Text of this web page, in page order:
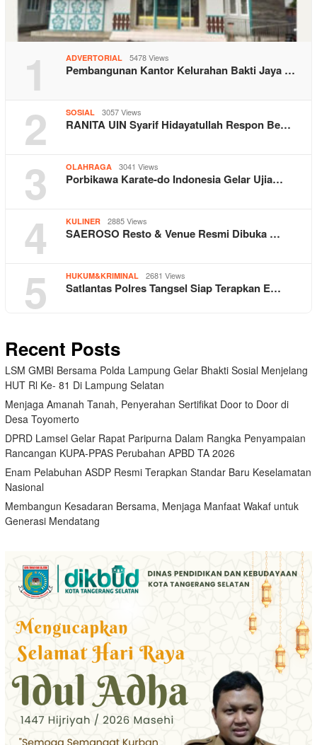
1 ADVERTORIAL 5478 Views
Pembangunan Kantor Kelurahan Bakti Jaya …
2 SOSIAL 3057 Views
RANITA UIN Syarif Hidayatullah Respon Be…
3 OLAHRAGA 3041 Views
Porbikawa Karate-do Indonesia Gelar Ujia…
4 KULINER 2885 Views
SAEROSO Resto & Venue Resmi Dibuka …
5 HUKUM&KRIMINAL 2681 Views
Satlantas Polres Tangsel Siap Terapkan E…
Recent Posts
LSM GMBI Bersama Polda Lampung Gelar Bhakti Sosial Menjelang
HUT Rl Ke- 81 Di Lampung Selatan
Menjaga Amanah Tanah, Penyerahan Sertifikat Door to Door di
Desa Toyomerto
DPRD Lamsel Gelar Rapat Paripurna Dalam Rangka Penyampaian
Rancangan KUPA-PPAS Perubahan APBD TA 2026
Enam Pelabuhan ASDP Resmi Terapkan Standar Baru Keselamatan
Nasional
Membangun Kesadaran Bersama, Menjaga Manfaat Wakaf untuk
Generasi Mendatang